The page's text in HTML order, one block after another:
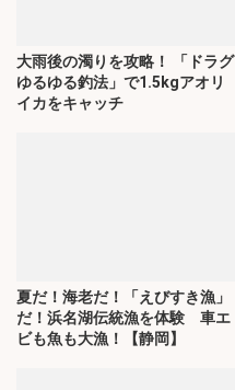
大雨後の濁りを攻略！ 「ドラグ
ゆるゆる釣法」で1.5kgアオリ
イカをキャッチ
夏だ！海老だ！「えびすき漁」
だ！浜名湖伝統漁を体験 車エ
ビも魚も大漁！【静岡】